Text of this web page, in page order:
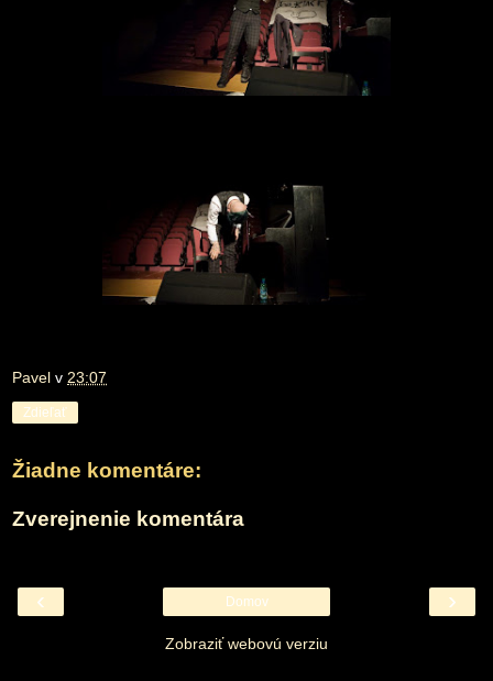
Pavel v 23:07
Zdieľať
Žiadne komentáre:
Zverejnenie komentára
‹ ›
Domov
Zobraziť webovú verziu